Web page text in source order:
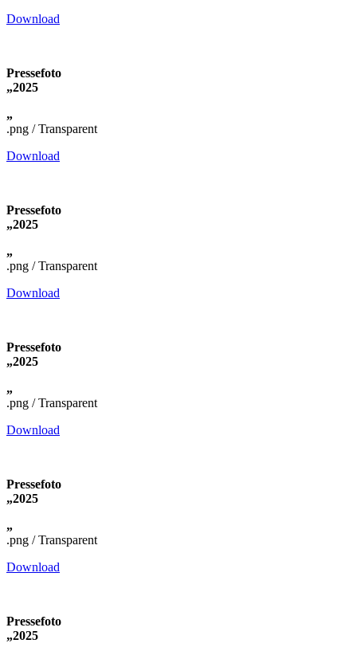
Download
Pressefoto
„2025
„
.png / Transparent
Download
Pressefoto
„2025
„
.png / Transparent
Download
Pressefoto
„2025
„
.png / Transparent
Download
Pressefoto
„2025
„
.png / Transparent
Download
Pressefoto
„2025